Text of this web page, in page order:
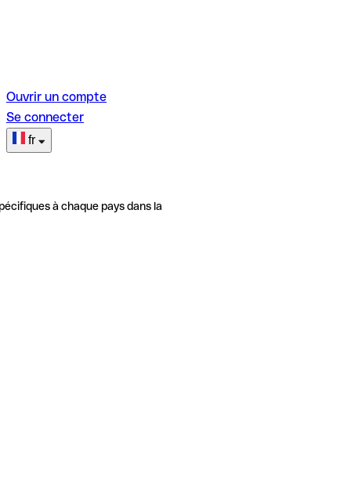
Ouvrir un compte
Se connecter
fr
à chaque pays dans la